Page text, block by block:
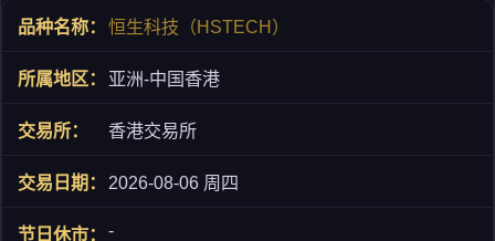
恒生科技（HSTECH）
亚洲-中国香港
香港交易所
2026-08-06 周四
-